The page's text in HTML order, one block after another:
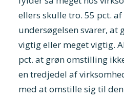
ellers skulle tro. 55 pct.
undersøgelsen svarer, at
vigtig eller meget vigtig.
pct. at grøn omstilling
en tredjedel af
med at omstille sig til